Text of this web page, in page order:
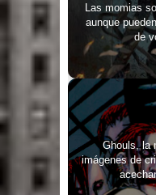
Las momias
aunque
de
Ghouls, la
imágenes de